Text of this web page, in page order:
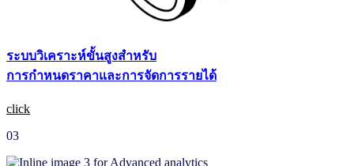
ระบบวิเคราะห์ขั้นสูงสําหรับ
การกําหนดราคาและการจัดการรายได้
click
03